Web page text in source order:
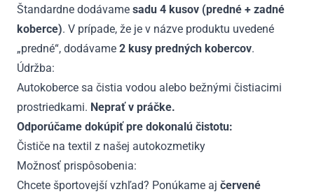
Štandardne dodávame sadu 4 kusov (predné + zadné
koberce). V prípade, že je v názve produktu uvedené
„predné“, dodávame 2 kusy predných kobercov.
Údržba:
Autokoberce sa čistia vodou alebo bežnými čistiacimi
prostriedkami. Neprať v práčke.
Odporúčame dokúpiť pre dokonalú čistotu:
Čističe na textil z našej autokozmetiky
Možnosť prispôsobenia:
Chcete športovejší vzhľad? Ponúkame aj červené